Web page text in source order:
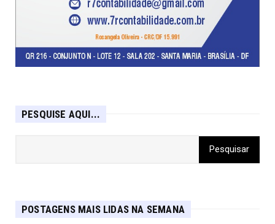
PESQUISE AQUI...
POSTAGENS MAIS LIDAS NA SEMANA